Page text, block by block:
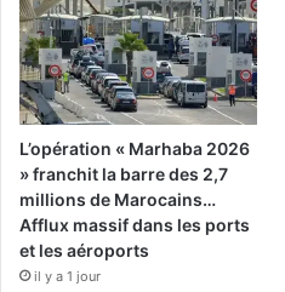
L’opération « Marhaba 2026
» franchit la barre des 2,7
millions de Marocains…
Afflux massif dans les ports
et les aéroports
il y a 1 jour